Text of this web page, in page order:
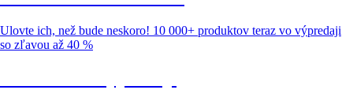
Ulovte ich, než bude neskoro! 10 000+ produktov teraz vo výpredaji
so zľavou až 40 %